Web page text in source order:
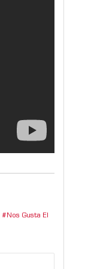
Nos Gusta El